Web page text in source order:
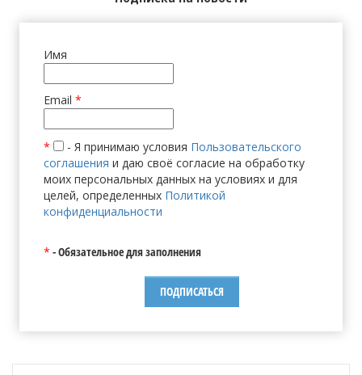
Имя
Email *
* - Я принимаю условия Пользовательского
соглашения и даю своё согласие на обработку
моих персональных данных на условиях и для
целей, определенных Политикой
конфиденциальности
* - Обязательное для заполнения